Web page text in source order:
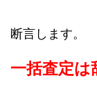
断言します。
一括査定は